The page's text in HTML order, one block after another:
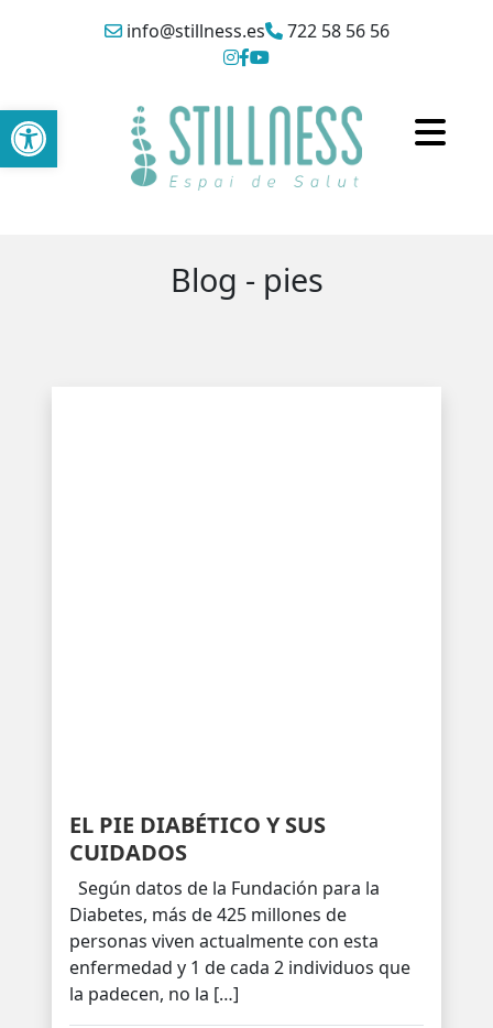
info@stillness.es 722 58 56 56
Blog - pies
EL PIE DIABÉTICO Y SUS
CUIDADOS
Según datos de la Fundación para la
Diabetes, más de 425 millones de
personas viven actualmente con esta
enfermedad y 1 de cada 2 individuos que
la padecen, no la […]
Abrir barra de herramientas